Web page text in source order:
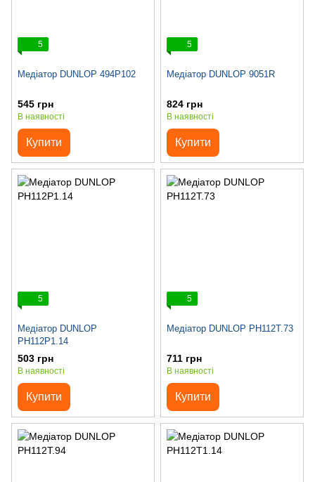
5
Медіатор DUNLOP 494P102
545 грн
В наявності
Купити
5
Медіатор DUNLOP 9051R
824 грн
В наявності
Купити
5
Медіатор DUNLOP
PH112P1.14
503 грн
В наявності
Купити
5
Медіатор DUNLOP PH112T.73
711 грн
В наявності
Купити